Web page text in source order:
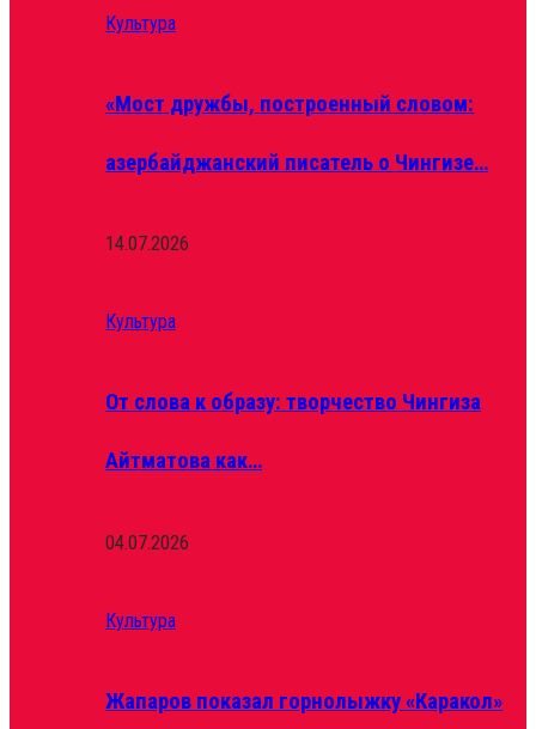
Культура
«Мост дружбы, построенный словом:
азербайджанский писатель о Чингизе…
14.07.2026
Культура
От слова к образу: творчество Чингиза
Айтматова как…
04.07.2026
Культура
Жапаров показал горнолыжку «Каракол»